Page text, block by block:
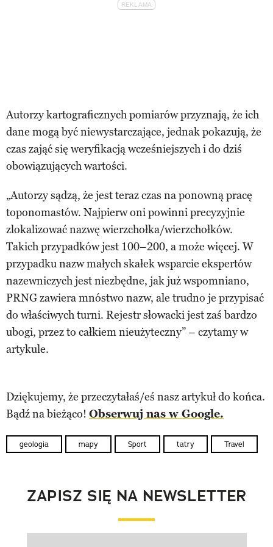
Autorzy kartograficznych pomiarów przyznają, że ich
dane mogą być niewystarczające, jednak pokazują, że
czas zająć się weryfikacją wcześniejszych i do dziś
obowiązujących wartości.
„Autorzy sądzą, że jest teraz czas na ponowną pracę
toponomastów. Najpierw oni powinni precyzyjnie
zlokalizować nazwę wierzchołka/wierzchołków.
Takich przypadków jest 100–200, a może więcej. W
przypadku nazw małych skałek wsparcie ekspertów
nazewniczych jest niezbędne, jak już wspomniano,
PRNG zawiera mnóstwo nazw, ale trudno je przypisać
do właściwych turni. Rejestr słowacki jest zaś bardzo
ubogi, przez to całkiem nieużyteczny” – czytamy w
artykule.
Dziękujemy, że przeczytałaś/eś nasz artykuł do końca.
Bądź na bieżąco! Obserwuj nas w Google.
geologia mapy Sport tatry Travel
ZAPISZ SIĘ NA NEWSLETTER